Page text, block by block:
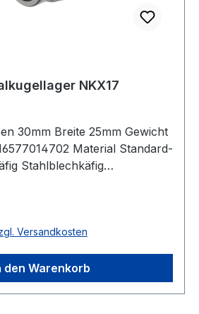
NKX17
30mm Breite 25mm Gewicht
Material Standard-
Stahlblechkäfig
zerlegbar Wirkrichtung
für Ölschmierung
Versandkosten
den Warenkorb